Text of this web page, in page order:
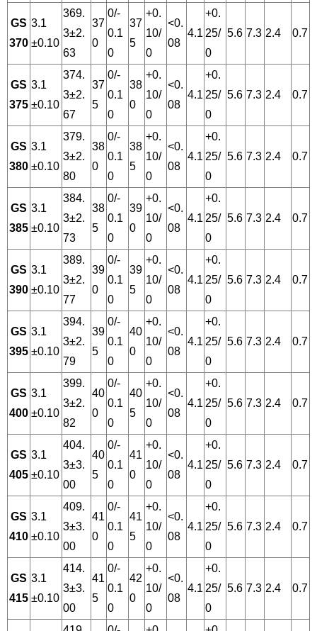
GS
370
3.1
±0.10
369.
3±2.
63
37
0
0/-
0.1
0
37
5
+0.
10/
0
<0.
08
4.1
+0.
25/
0
5.6 7.3 2.4 0.7
GS
375
3.1
±0.10
374.
3±2.
67
37
5
0/-
0.1
0
38
0
+0.
10/
0
<0.
08
4.1
+0.
25/
0
5.6 7.3 2.4 0.7
GS
380
3.1
±0.10
379.
3±2.
80
38
0
0/-
0.1
0
38
5
+0.
10/
0
<0.
08
4.1
+0.
25/
0
5.6 7.3 2.4 0.7
GS
385
3.1
±0.10
384.
3±2.
73
38
5
0/-
0.1
0
39
0
+0.
10/
0
<0.
08
4.1
+0.
25/
0
5.6 7.3 2.4 0.7
GS
390
3.1
±0.10
389.
3±2.
77
39
0
0/-
0.1
0
39
5
+0.
10/
0
<0.
08
4.1
+0.
25/
0
5.6 7.3 2.4 0.7
GS
395
3.1
±0.10
394.
3±2.
79
39
5
0/-
0.1
0
40
0
+0.
10/
0
<0.
08
4.1
+0.
25/
0
5.6 7.3 2.4 0.7
GS
400
3.1
±0.10
399.
3±2.
82
40
0
0/-
0.1
0
40
5
+0.
10/
0
<0.
08
4.1
+0.
25/
0
5.6 7.3 2.4 0.7
GS
405
3.1
±0.10
404.
3±3.
00
40
5
0/-
0.1
0
41
0
+0.
10/
0
<0.
08
4.1
+0.
25/
0
5.6 7.3 2.4 0.7
GS
410
3.1
±0.10
409.
3±3.
00
41
0
0/-
0.1
0
41
5
+0.
10/
0
<0.
08
4.1
+0.
25/
0
5.6 7.3 2.4 0.7
GS
415
3.1
±0.10
414.
3±3.
00
41
5
0/-
0.1
0
42
0
+0.
10/
0
<0.
08
4.1
+0.
25/
0
5.6 7.3 2.4 0.7